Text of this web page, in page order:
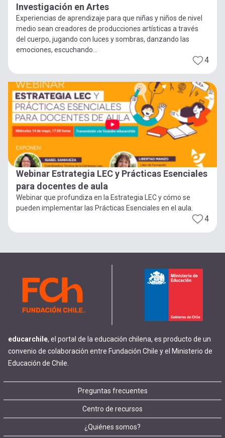
Investigación en Artes
Experiencias de aprendizaje para que niñas y niños de nivel
medio sean creadores de producciones artísticas a través
del cuerpo, jugando con luces y sombras, danzando las
emociones, escuchando...
4
Webinar Estrategia LEC y Prácticas Esenciales
para docentes de aula
Webinar que profundiza en la Estrategia LEC y cómo se
pueden implementar las Prácticas Esenciales en el aula.
4
educarchile, el portal de la educación chilena, es producto de un
convenio de colaboración entre Fundación Chile y el Ministerio de
Educación de Chile.
Footer
menu
Preguntas frecuentes
Centro de recursos
¿Quiénes somos?